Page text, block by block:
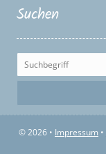
Suchen
© 2026 • Impressum •